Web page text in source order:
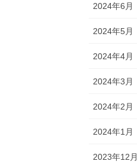
2024年6月
2024年5月
2024年4月
2024年3月
2024年2月
2024年1月
2023年12月